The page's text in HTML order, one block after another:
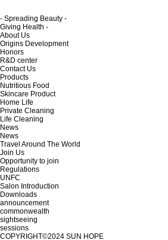
- Spreading Beauty -
Giving Health -
About Us
Origins Development
Honors
R&D center
Contact Us
Products
Nutritious Food
Skincare Product
Home Life
Private Cleaning
Life Cleaning
News
News
Travel Around The World
Join Us
Opportunity to join
Regulations
UNFC
Salon Introduction
Downloads
announcement
commonwealth
sightseeing
sessions
COPYRIGHT©2024 SUN HOPE